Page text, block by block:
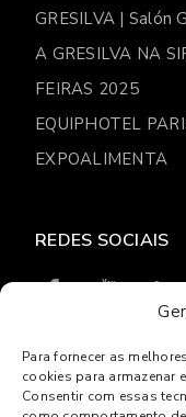
Para fornecer as
cookies para armazenar
Consentir com essas
GRESILVA | Salón
A GRESILVA NA
FEIRAS 2025
EQUIPHOTEL
EXPOALIMENTA
REDES SOCIAIS